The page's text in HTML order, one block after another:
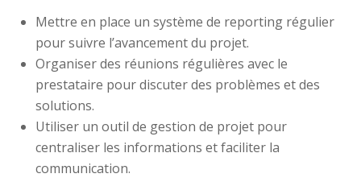
Mettre en place un système de reporting régulier
pour suivre l’avancement du projet.
Organiser des réunions régulières avec le
prestataire pour discuter des problèmes et des
solutions.
Utiliser un outil de gestion de projet pour
centraliser les informations et faciliter la
communication.